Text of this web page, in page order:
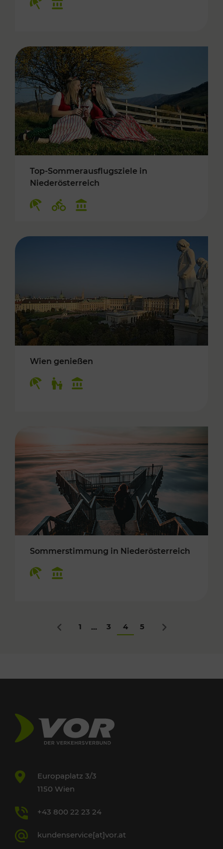
Top-Sommerausflugsziele in
Niederösterreich
Wien genießen
Sommerstimmung in Niederösterreich
Zurück
1 ... 3 4 5 Nächstes
Europaplatz 3/3
1150 Wien
+43 800 22 23 24
kundenservice[at]vor.at